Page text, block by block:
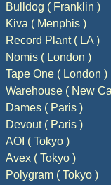
Bulldog ( Franklin )
Kiva ( Menphis )
Record Plant ( LA )
Nomis ( London )
Tape One ( London )
Warehouse ( New
Dames ( Paris )
Devout ( Paris )
AOI ( Tokyo )
Avex ( Tokyo )
Polygram ( Tokyo )